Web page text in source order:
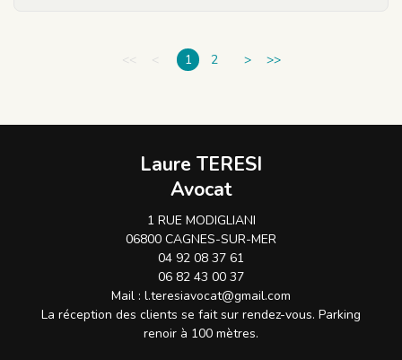
<< < 1 2 > >>
Laure TERESI
Avocat
1 RUE MODIGLIANI
06800 CAGNES-SUR-MER
04 92 08 37 61
06 82 43 00 37
Mail : l.teresiavocat@gmail.com
La réception des clients se fait sur rendez-vous. Parking
renoir à 100 mètres.